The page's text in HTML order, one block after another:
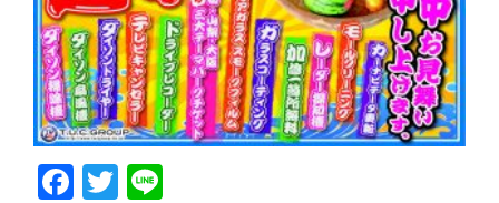
Facebook
Twitter
Line